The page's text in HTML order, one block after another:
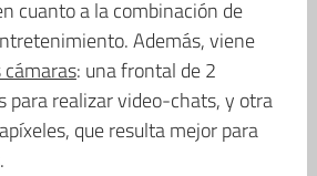
cuanto a la combinación de
Además, viene
cámaras: una frontal de 2
para realizar video-chats, y otra
que resulta mejor para